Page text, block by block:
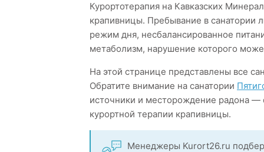
Курортотерапия на Кавказских
крапивницы. Пребывание в санатории
режим дня, несбалансированное
метаболизм, нарушение которого
На этой странице представлены все
Обратите внимание на санатории
источники и месторождение радона
курортной терапии крапивницы.
Менеджеры Kurort26.ru